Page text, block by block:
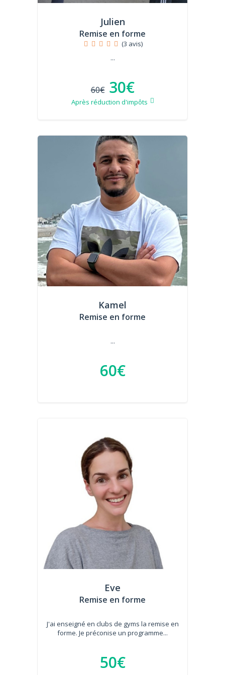
Julien
Remise en forme
(3 avis)
...
60€ 30€
Après réduction d'impôts
Kamel
Remise en forme
...
60€
Eve
Remise en forme
J'ai enseigné en clubs de gyms la remise en
forme. Je préconise un programme...
50€